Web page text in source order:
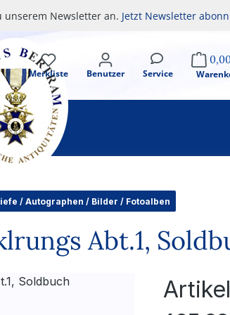
unserem Newsletter an. Jetzt Newsletter
Merkliste Benutzer Service
/ Autographen / Bilder / Fotoalben
Abt.1,